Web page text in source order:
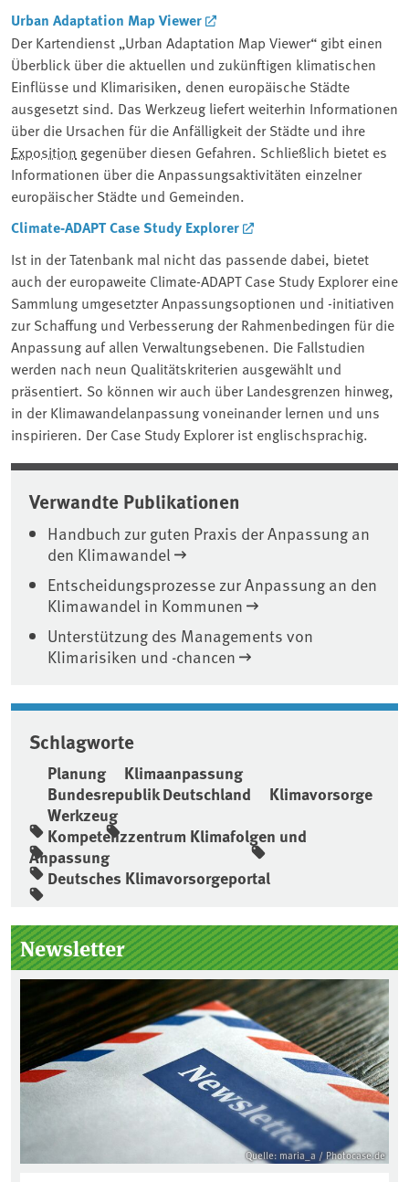
Urban Adaptation Map Viewer
Der Kartendienst „Urban Adaptation Map Viewer“ gibt einen
Überblick über die aktuellen und zukünftigen klimatischen
Einflüsse und Klimarisiken, denen europäische Städte
ausgesetzt sind. Das Werkzeug liefert weiterhin Informationen
über die Ursachen für die Anfälligkeit der Städte und ihre
Exposition gegenüber diesen Gefahren. Schließlich bietet es
Informationen über die Anpassungsaktivitäten einzelner
europäischer Städte und Gemeinden.
Climate-ADAPT Case Study Explorer
Ist in der Tatenbank mal nicht das passende dabei, bietet
auch der europaweite Climate-ADAPT Case Study Explorer eine
Sammlung umgesetzter Anpassungsoptionen und -initiativen
zur Schaffung und Verbesserung der Rahmenbedingen für die
Anpassung auf allen Verwaltungsebenen. Die Fallstudien
werden nach neun Qualitätskriterien ausgewählt und
präsentiert. So können wir auch über Landesgrenzen hinweg,
in der Klimawandelanpassung voneinander lernen und uns
inspirieren. Der Case Study Explorer ist englischsprachig.
Verwandte Publikationen
Handbuch zur guten Praxis der Anpassung an
den Klimawandel
Entscheidungsprozesse zur Anpassung an den
Klimawandel in Kommunen
Unterstützung des Managements von
Klimarisiken und -chancen
Schlagworte
Planung
Klimaanpassung
Bundesrepublik Deutschland
Klimavorsorge
Werkzeug
Kompetenzzentrum Klimafolgen und
Anpassung
Deutsches Klimavorsorgeportal
Seitenleiste
Newsletter
Quelle: maria_a / Photocase.de